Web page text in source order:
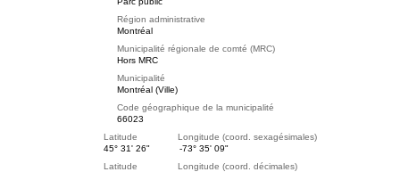
Région administrative
Montréal
Municipalité régionale de comté (MRC)
Hors MRC
Municipalité
Montréal (Ville)
Code géographique de la municipalité
66023
Latitude Longitude (coord. sexagésimales)
45° 31' 26"
-73° 35' 09"
Latitude Longitude (coord. décimales)